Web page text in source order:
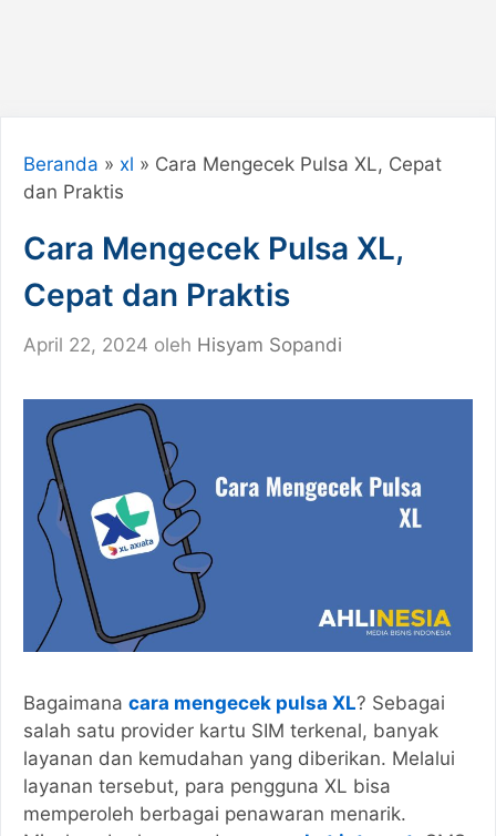
Beranda » xl » Cara Mengecek Pulsa XL, Cepat
dan Praktis
Cara Mengecek Pulsa XL,
Cepat dan Praktis
April 22, 2024 oleh Hisyam Sopandi
Bagaimana cara mengecek pulsa XL? Sebagai
salah satu provider kartu SIM terkenal, banyak
layanan dan kemudahan yang diberikan. Melalui
layanan tersebut, para pengguna XL bisa
memperoleh berbagai penawaran menarik.